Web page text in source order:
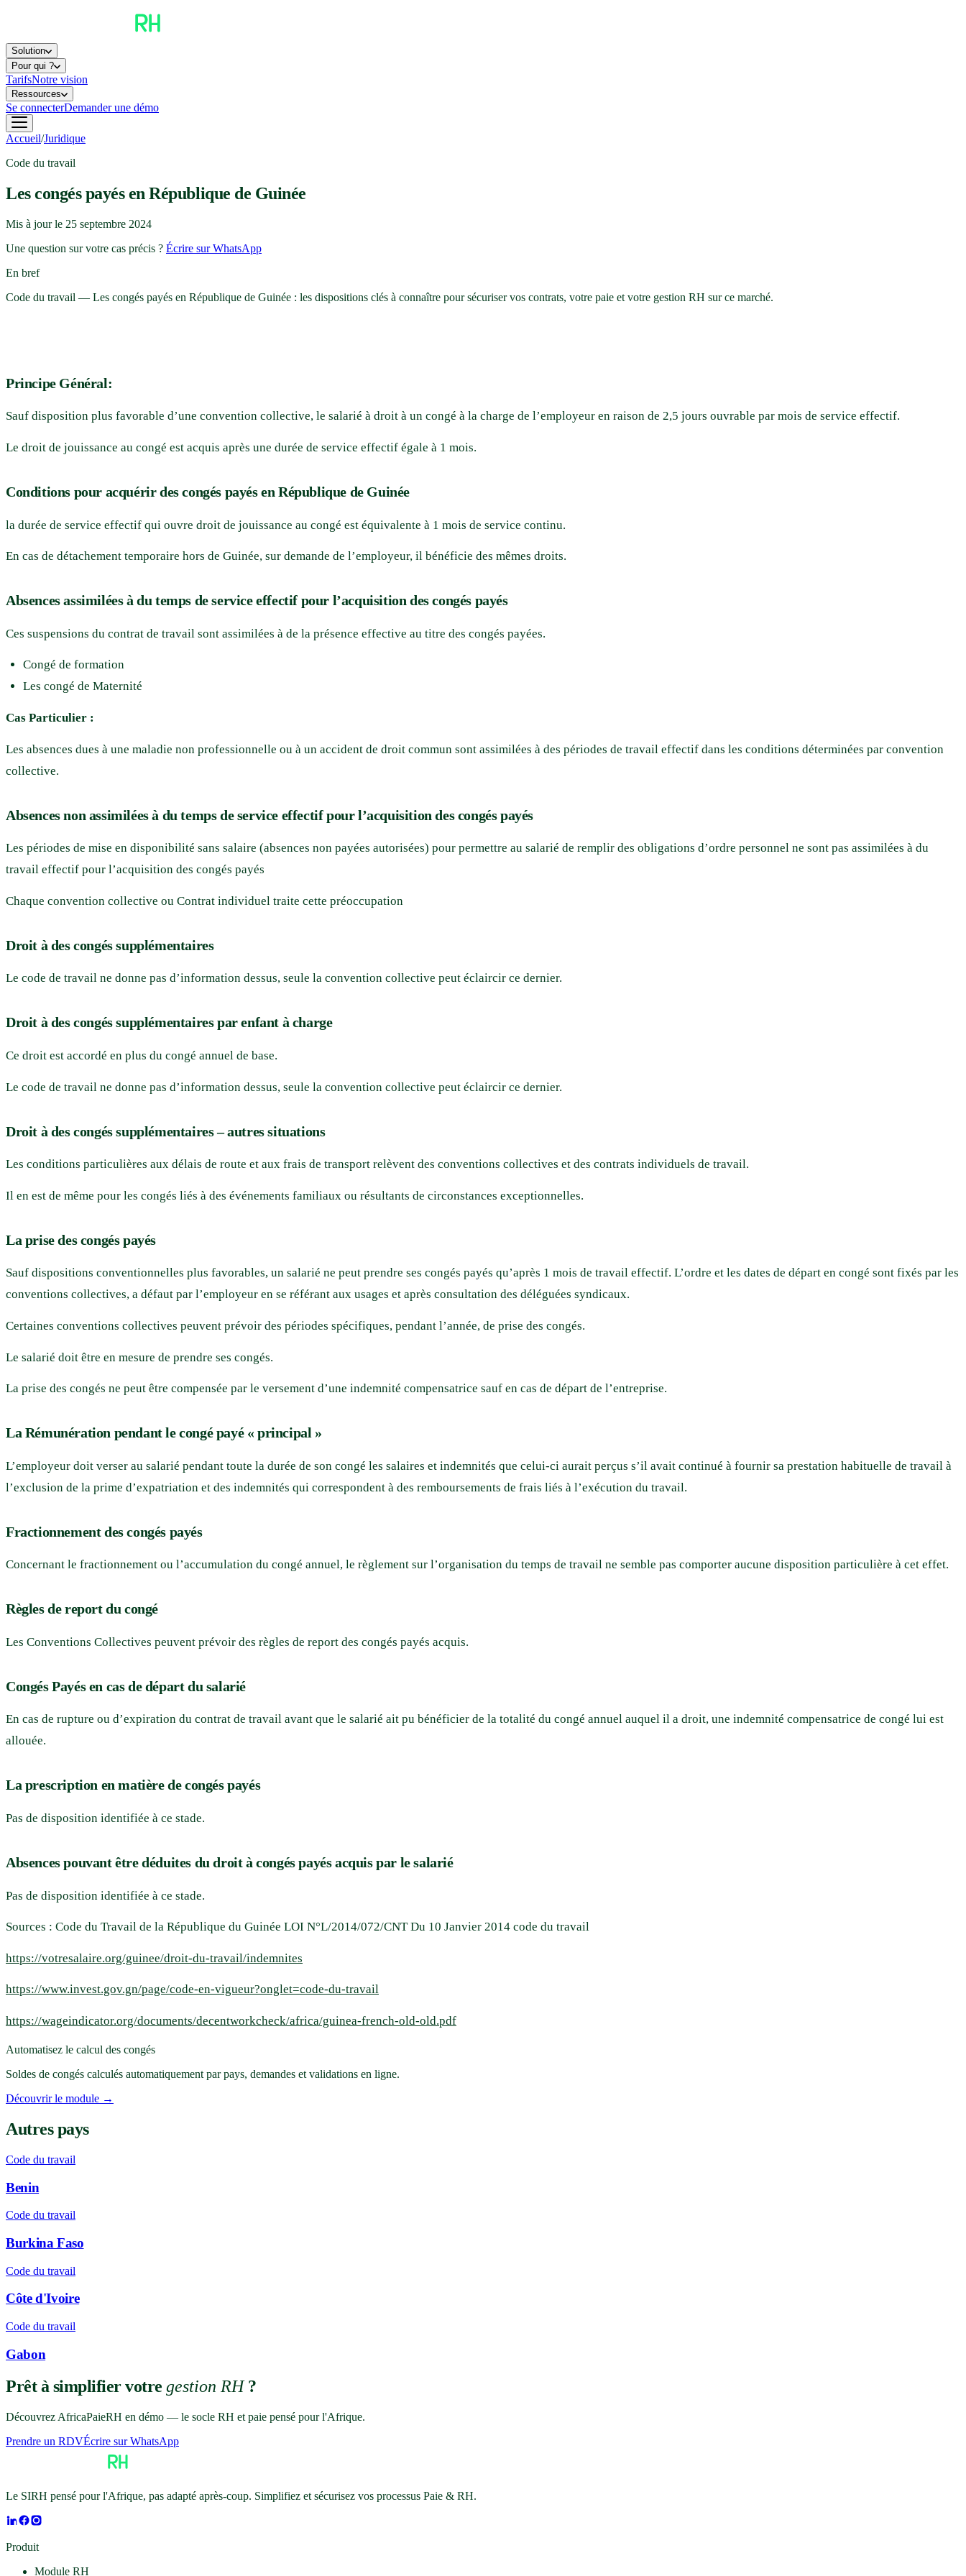
Solution
Pour qui ?
TarifsNotre vision
Ressources
Se connecterDemander une démo
Accueil/Juridique
Code du travail
Les congés payés en République de Guinée
Mis à jour le 25 septembre 2024
Une question sur votre cas précis ? Écrire sur WhatsApp
En bref
Code du travail — Les congés payés en République de Guinée : les dispositions clés à connaître pour sécuriser vos contrats, votre paie et votre gestion RH sur ce marché.
Principe Général:
Sauf disposition plus favorable d’une convention collective, le salarié à droit à un congé à la charge de l’employeur en raison de 2,5 jours ouvrable par mois de service effectif.
Le droit de jouissance au congé est acquis après une durée de service effectif égale à 1 mois.
Conditions pour acquérir des congés payés en République de Guinée
la durée de service effectif qui ouvre droit de jouissance au congé est équivalente à 1 mois de service continu.
En cas de détachement temporaire hors de Guinée, sur demande de l’employeur, il bénéficie des mêmes droits.
Absences assimilées à du temps de service effectif pour l’acquisition des congés payés
Ces suspensions du contrat de travail sont assimilées à de la présence effective au titre des congés payées.
Congé de formation
Les congé de Maternité
Cas Particulier :
Les absences dues à une maladie non professionnelle ou à un accident de droit commun sont assimilées à des périodes de travail effectif dans les conditions déterminées par convention
collective.
Absences non assimilées à du temps de service effectif pour l’acquisition des congés payés
Les périodes de mise en disponibilité sans salaire (absences non payées autorisées) pour permettre au salarié de remplir des obligations d’ordre personnel ne sont pas assimilées à du
travail effectif pour l’acquisition des congés payés
Chaque convention collective ou Contrat individuel traite cette préoccupation
Droit à des congés supplémentaires
Le code de travail ne donne pas d’information dessus, seule la convention collective peut éclaircir ce dernier.
Droit à des congés supplémentaires par enfant à charge
Ce droit est accordé en plus du congé annuel de base.
Le code de travail ne donne pas d’information dessus, seule la convention collective peut éclaircir ce dernier.
Droit à des congés supplémentaires – autres situations
Les conditions particulières aux délais de route et aux frais de transport relèvent des conventions collectives et des contrats individuels de travail.
Il en est de même pour les congés liés à des événements familiaux ou résultants de circonstances exceptionnelles.
La prise des congés payés
Sauf dispositions conventionnelles plus favorables, un salarié ne peut prendre ses congés payés qu’après 1 mois de travail effectif. L’ordre et les dates de départ en congé sont fixés par les
conventions collectives, a défaut par l’employeur en se référant aux usages et après consultation des déléguées syndicaux.
Certaines conventions collectives peuvent prévoir des périodes spécifiques, pendant l’année, de prise des congés.
Le salarié doit être en mesure de prendre ses congés.
La prise des congés ne peut être compensée par le versement d’une indemnité compensatrice sauf en cas de départ de l’entreprise.
La Rémunération pendant le congé payé « principal »
L’employeur doit verser au salarié pendant toute la durée de son congé les salaires et indemnités que celui-ci aurait perçus s’il avait continué à fournir sa prestation habituelle de travail à
l’exclusion de la prime d’expatriation et des indemnités qui correspondent à des remboursements de frais liés à l’exécution du travail.
Fractionnement des congés payés
Concernant le fractionnement ou l’accumulation du congé annuel, le règlement sur l’organisation du temps de travail ne semble pas comporter aucune disposition particulière à cet effet.
Règles de report du congé
Les Conventions Collectives peuvent prévoir des règles de report des congés payés acquis.
Congés Payés en cas de départ du salarié
En cas de rupture ou d’expiration du contrat de travail avant que le salarié ait pu bénéficier de la totalité du congé annuel auquel il a droit, une indemnité compensatrice de congé lui est
allouée.
La prescription en matière de congés payés
Pas de disposition identifiée à ce stade.
Absences pouvant être déduites du droit à congés payés acquis par le salarié
Pas de disposition identifiée à ce stade.
Sources : Code du Travail de la République du Guinée LOI N°L/2014/072/CNT Du 10 Janvier 2014 code du travail
https://votresalaire.org/guinee/droit-du-travail/indemnites
https://www.invest.gov.gn/page/code-en-vigueur?onglet=code-du-travail
https://wageindicator.org/documents/decentworkcheck/africa/guinea-french-old-old.pdf
Automatisez le calcul des congés
Soldes de congés calculés automatiquement par pays, demandes et validations en ligne.
Découvrir le module →
Autres pays
Code du travail
Benin
Code du travail
Burkina Faso
Code du travail
Côte d'Ivoire
Code du travail
Gabon
Prêt à simplifier votregestion RH?
Découvrez AfricaPaieRH en démo — le socle RH et paie pensé pour l'Afrique.
Prendre un RDVÉcrire sur WhatsApp
Le SIRH pensé pour l'Afrique, pas adapté après-coup. Simplifiez et sécurisez vos processus Paie & RH.
Produit
Module RH